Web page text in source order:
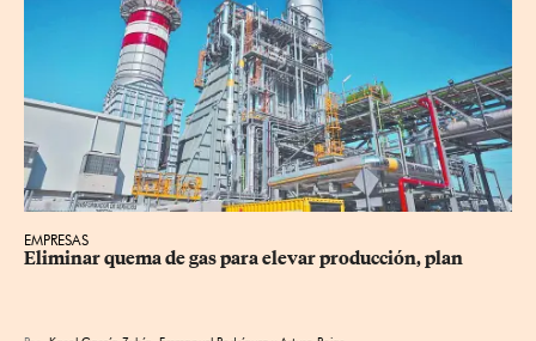
EMPRESAS
Eliminar quema de gas para elevar producción, plan